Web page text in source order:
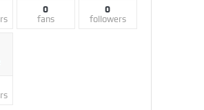
0
fans
0
followers